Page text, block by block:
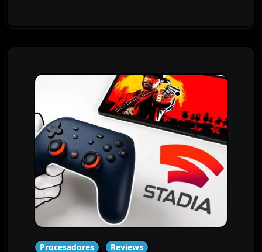
Procesadores Reviews